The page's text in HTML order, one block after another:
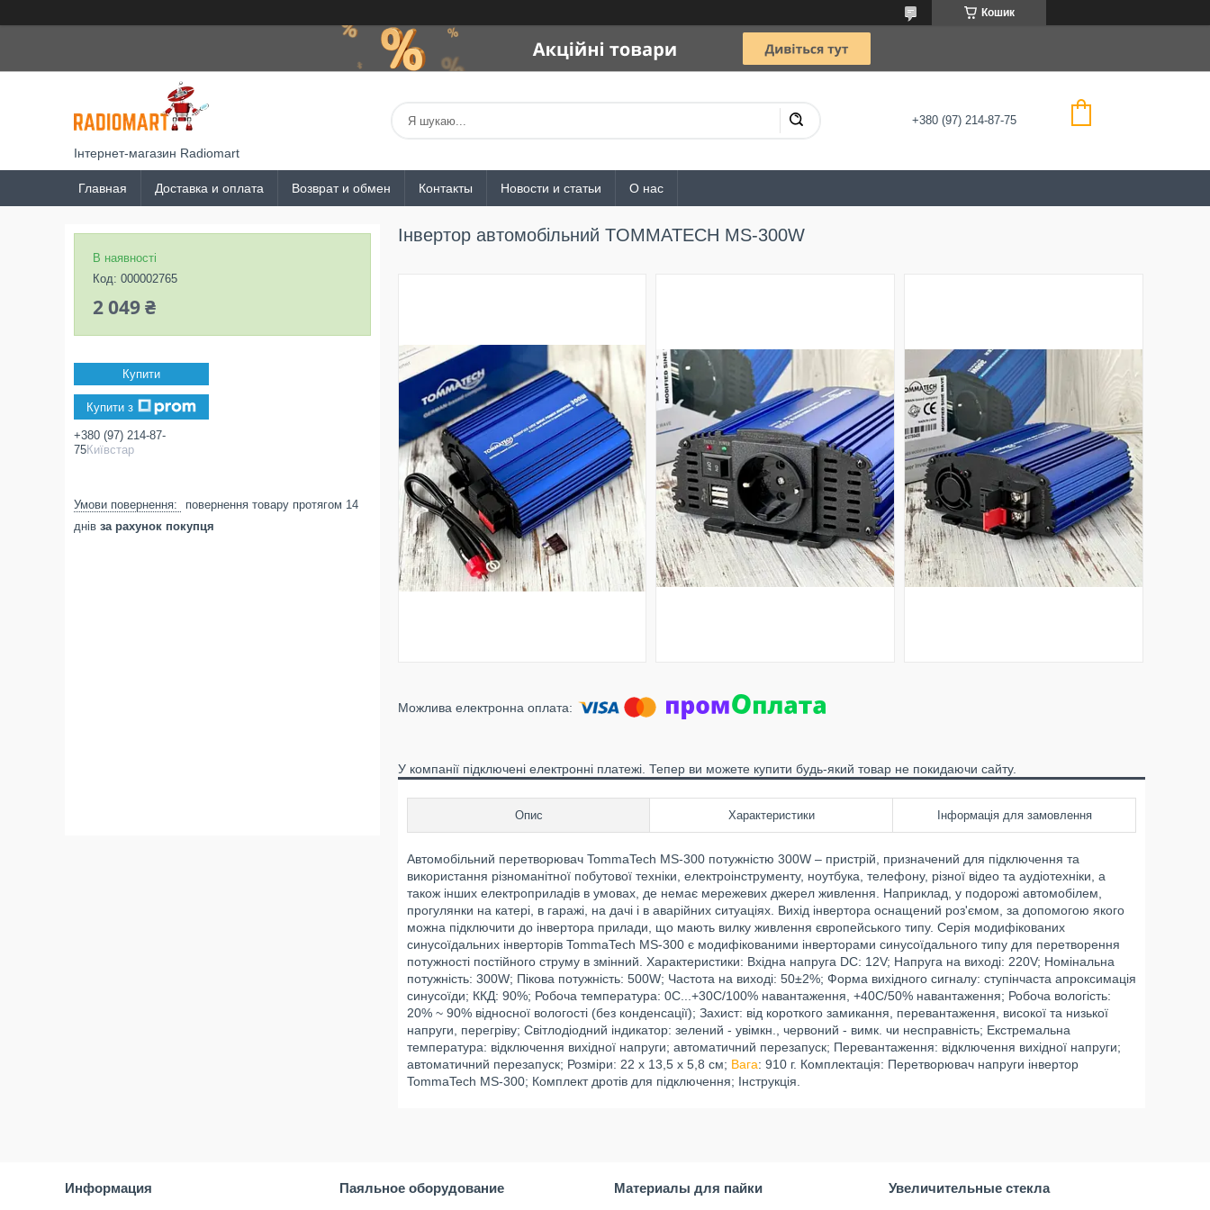
Кошик
Інтернет-магазин Radiomart
+380 (97) 214-87-75
Главная Доставка и оплата Возврат и обмен Контакты Новости и статьи О нас
Інвертор автомобільний TOMMATECH MS-300W
У компанії підключені електронні платежі. Тепер ви можете купити будь-який товар не покидаючи сайту.
Опис Характеристики Інформація для замовлення
Автомобільний перетворювач TommaTech MS-300 потужністю 300W – пристрій, призначений для підключення та
використання різноманітної побутової техніки, електроінструменту, ноутбука, телефону, різної відео та аудіотехніки, а
також інших електроприладів в умовах, де немає мережевих джерел живлення. Наприклад, у подорожі автомобілем,
прогулянки на катері, в гаражі, на дачі і в аварійних ситуаціях. Вихід інвертора оснащений роз'ємом, за допомогою якого
можна підключити до інвертора прилади, що мають вилку живлення європейського типу. Серія модифікованих
синусоїдальних інверторів TommaTech MS-300 є модифікованими інверторами синусоїдального типу для перетворення
потужності постійного струму в змінний. Характеристики: Вхідна напруга DC: 12V; Напруга на виході: 220V; Номінальна
потужність: 300W; Пікова потужність: 500W; Частота на виході: 50±2%; Форма вихідного сигналу: ступінчаста апроксимація
синусоїди; ККД: 90%; Робоча температура: 0C...+30C/100% навантаження, +40C/50% навантаження; Робоча вологість:
20% ~ 90% відносної вологості (без конденсації); Захист: від короткого замикання, перевантаження, високої та низької
напруги, перегріву; Світлодіодний індикатор: зелений - увімкн., червоний - вимк. чи несправність; Екстремальна
температура: відключення вихідної напруги; автоматичний перезапуск; Перевантаження: відключення вихідної напруги;
автоматичний перезапуск; Розміри: 22 х 13,5 х 5,8 см; Вага: 910 г. Комплектація: Перетворювач напруги інвертор
TommaTech MS-300; Комплект дротів для підключення; Інструкція.
В наявності
Код: 000002765
2 049 ₴
Купити
Купити з
+380 (97) 214-87-
75Київстар
повернення товару протягом 14
днів за рахунок покупця
Информация Паяльное оборудование Материалы для пайки Увеличительные стекла